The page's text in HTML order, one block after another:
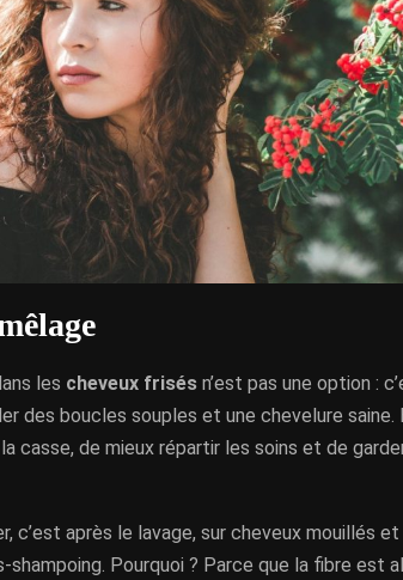
les cheveux frisés n’est pas une option :
des boucles souples et une chevelure saine.
casse, de mieux répartir les soins et de
c’est après le lavage, sur cheveux mouillés
shampoing. Pourquoi ? Parce que la fibre est